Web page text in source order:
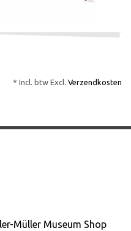
* Incl. btw Excl. Verzendkosten
Müller Museum Shop